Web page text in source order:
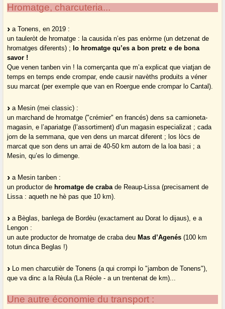
Hromatge, charcuteria...
a Tonens, en 2019 :
un tauleròt de hromatge : la causida n’es pas enòrme (un detzenat de
hromatges diferents) ; lo hromatge qu’es a bon pretz e de bona
savor !
Que venen tanben vin ! la comerçanta que m’a explicat que viatjan de
temps en temps ende crompar, ende causir navèths produits a véner
suu marcat (per exemple que van en Roergue ende crompar lo Cantal).
a Mesin (mei classic) :
un marchand de hromatge ("crémier" en francés) dens sa camioneta-
magasin, e l’apariatge (l’assortiment) d’un magasin especializat ; cada
jorn de la semmana, que ven dens un marcat diferent ; los lòcs de
marcat que son dens un arrai de 40-50 km autorn de la loa basi ; a
Mesin, qu’es lo dimenge.
a Mesin tanben :
un productor de hromatge de crabade Reaup-Lissa (precisament de
Lissa : aqueth ne hè pas que 10 km).
a Bèglas, banlega de Bordèu (exactament au Dorat lo dijaus), e a
Lengon :
un aute productor de hromatge de craba deu Mas d’Agenés (100 km
totun dinca Beglas !)
Lo men charcutièr de Tonens (a qui crompi lo "jambon de Tonens"),
que va dinc a la Rèula (La Réole - a un trentenat de km)...
Une autre économie du transport :